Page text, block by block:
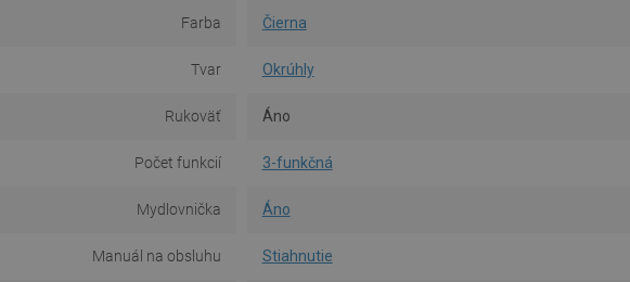
Farba Čierna
Tvar Okrúhly
Rukoväť Áno
Počet funkcií 3-funkčná
Mydlovnička Áno
Manuál na obsluhu Stiahnutie